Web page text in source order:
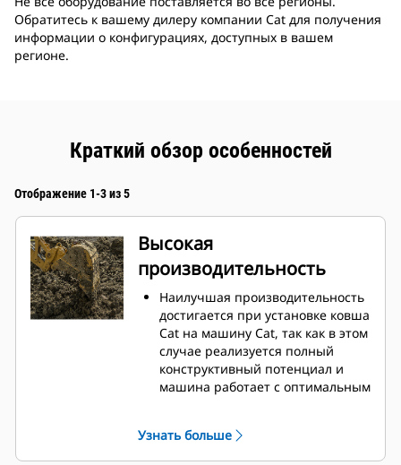
Обратитесь к вашему дилеру компании Cat для получения
информации о конфигурациях, доступных в вашем
регионе.
Краткий обзор особенностей
Отображение 1-3 из 5
Высокая
производительность
Наилучшая производительность
достигается при установке ковша
Cat на машину Cat, так как в этом
случае реализуется полный
конструктивный потенциал и
машина работает с оптимальным
радиусом позволяет улучшить
поток материала в ковш.
Узнать больше